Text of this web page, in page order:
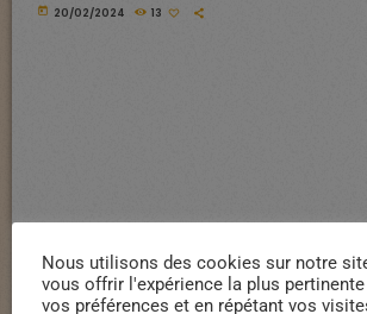
today 20/02/2024 13
Nous utilisons des cookies sur notre
vous offrir l'expérience la plus
vos préférences et en répétant vos